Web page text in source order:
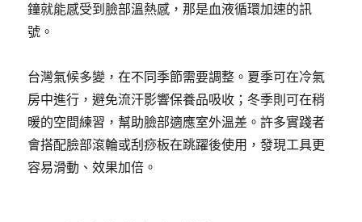
鐘就能感受到臉部溫熱感，那是血液循環加速的訊
號。
台灣氣候多變，在不同季節需要調整。夏季可在冷氣
房中進行，避免流汗影響保養品吸收；冬季則可在稍
暖的空間練習，幫助臉部適應室外溫差。許多實踐者
會搭配臉部滾輪或刮痧板在跳躍後使用，發現工具更
容易滑動、效果加倍。